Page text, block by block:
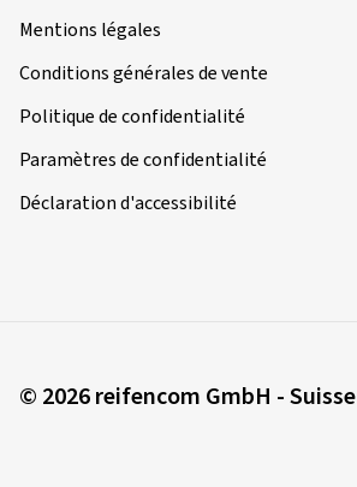
Mentions légales
Conditions générales de vente
Politique de confidentialité
Paramètres de confidentialité
Déclaration d'accessibilité
© 2026 reifencom GmbH - Suisse